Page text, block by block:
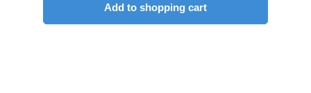
Add to shopping cart